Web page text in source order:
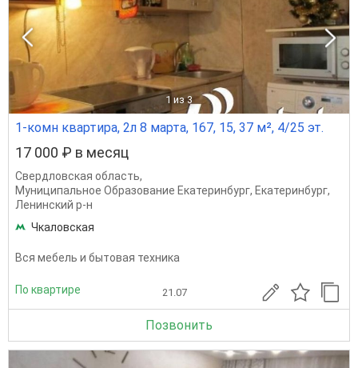
1 из 3
1-комн квартира, 2л 8 марта, 167, 15, 37 м², 4/25 эт.
17 000 ₽ в месяц
Свердловская область,
Муниципальное Образование Екатеринбург, Екатеринбург,
Ленинский р-н
Чкаловская
Вся мебель и бытовая техника
По квартире 21.07
Позвонить